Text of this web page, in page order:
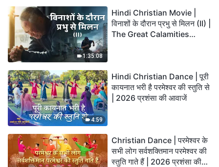
1:35:08
Hindi Christian Movie |
विनाशों के दौरान प्रभु से मिलन (II) |
The Great Calamities
4:59
Hindi Christian Dance | पूरी
कायनात भरी है परमेश्वर की स्तुति से
| 2026 प्रशंसा की आवाजें
Christian Dance | परमेश्वर के
सभी लोग सर्वशक्तिमान परमेश्वर की
स्तुति गाते हैं | 2026 प्रशंसा की